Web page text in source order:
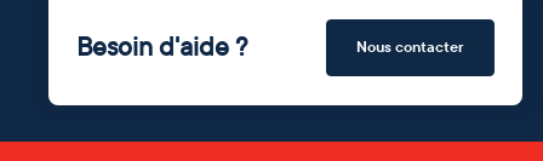
Besoin d'aide ? Nous contacter